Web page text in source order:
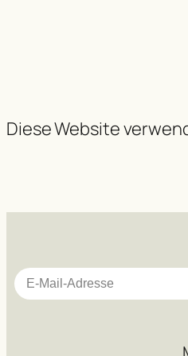
Diese Website
E-Mail-Adresse